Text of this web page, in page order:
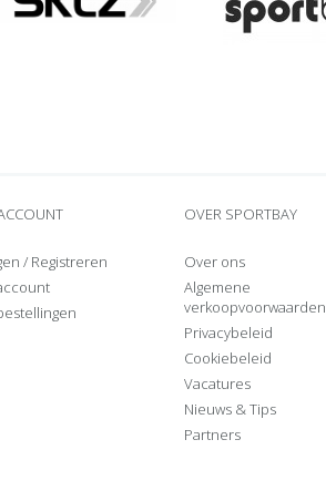
/ Registreren
OVER SPORTBAY
Over ons
Algemene
verkoopvoorwaarden
Privacybeleid
Cookiebeleid
Vacatures
Nieuws & Tips
Partners